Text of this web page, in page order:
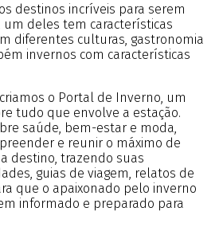
destinos incríveis para serem
um deles tem características
diferentes culturas, gastronomia
invernos com características
o Portal de Inverno, um
tudo que envolve a estação.
saúde, bem-estar e moda,
e reunir o máximo de
destino, trazendo suas
guias de viagem, relatos de
que o apaixonado pelo inverno
informado e preparado para